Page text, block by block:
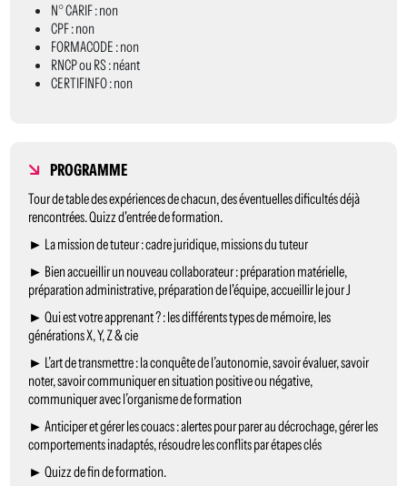
N° CARIF : non
CPF : non
FORMACODE : non
RNCP ou RS : néant
CERTIFINFO : non
PROGRAMME
Tour de table des expériences de chacun, des éventuelles dificultés déjà
rencontrées. Quizz d'entrée de formation.
► La mission de tuteur : cadre juridique, missions du tuteur
► Bien accueillir un nouveau collaborateur : préparation matérielle,
préparation administrative, préparation de l'équipe, accueillir le jour J
► Qui est votre apprenant ? : les différents types de mémoire, les
générations X, Y, Z & cie
► L’art de transmettre : la conquête de l’autonomie, savoir évaluer, savoir
noter, savoir communiquer en situation positive ou négative,
communiquer avec l’organisme de formation
► Anticiper et gérer les couacs : alertes pour parer au décrochage, gérer les
comportements inadaptés, résoudre les conflits par étapes clés
► Quizz de fin de formation.